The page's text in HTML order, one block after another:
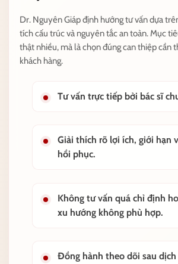
Dr. Nguyên Giáp định hướng tư vấn dựa
tích cấu trúc và nguyên tắc an toàn. Mục
thật nhiều, mà là chọn đúng can thiệp cần
khách hàng.
Tư vấn trực tiếp bởi bác sĩ
Giải thích rõ lợi ích, giới hạn
hồi phục.
Không tư vấn quá chỉ định
xu hướng không phù hợp.
Đồng hành theo dõi sau